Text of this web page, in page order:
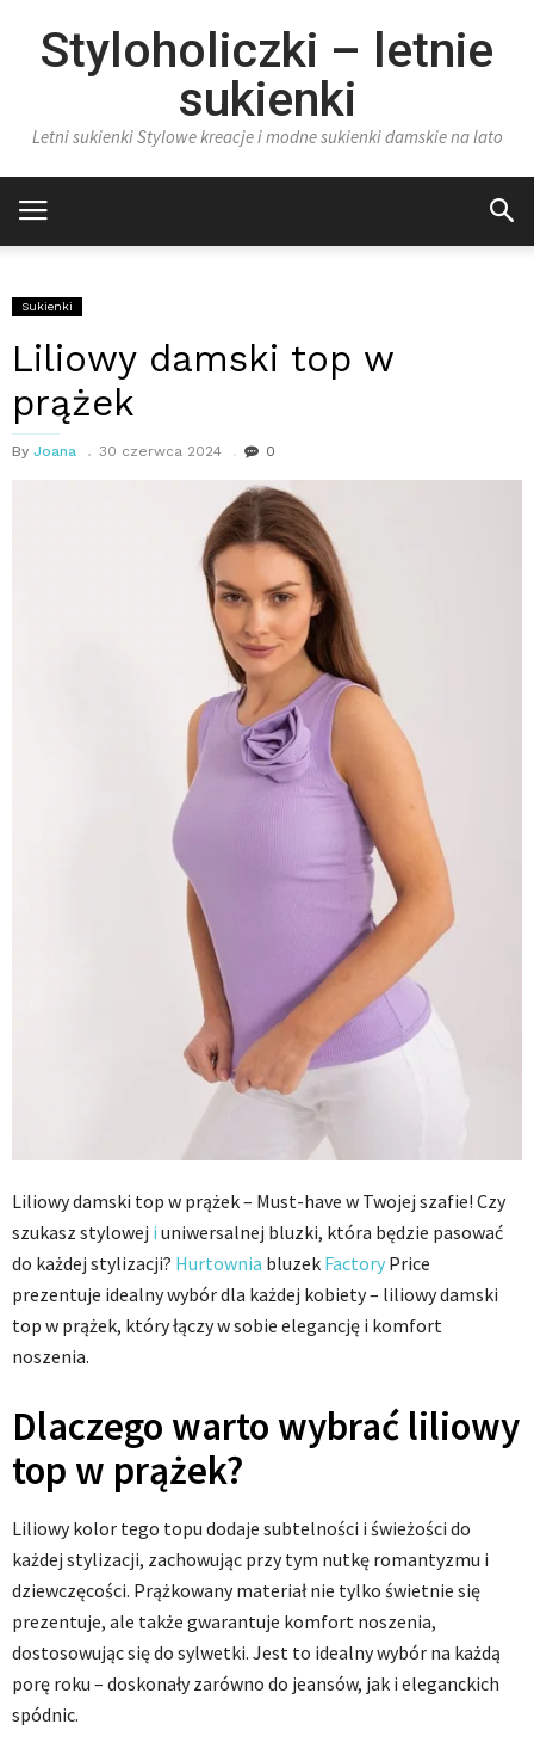
Styloholiczki – letnie
sukienki
Letni sukienki Stylowe kreacje i modne sukienki damskie na lato
Sukienki
Liliowy damski top w
prążek
By Joana 30 czerwca 2024 0
Liliowy damski top w prążek – Must-have w Twojej szafie! Czy
szukasz stylowej i uniwersalnej bluzki, która będzie pasować
do każdej stylizacji? Hurtownia bluzek Factory Price
prezentuje idealny wybór dla każdej kobiety – liliowy damski
top w prążek, który łączy w sobie elegancję i komfort
noszenia.
Dlaczego warto wybrać liliowy
top w prążek?
Liliowy kolor tego topu dodaje subtelności i świeżości do
każdej stylizacji, zachowując przy tym nutkę romantyzmu i
dziewczęcości. Prążkowany materiał nie tylko świetnie się
prezentuje, ale także gwarantuje komfort noszenia,
dostosowując się do sylwetki. Jest to idealny wybór na każdą
porę roku – doskonały zarówno do jeansów, jak i eleganckich
spódnic.